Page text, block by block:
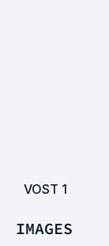
VOST 1
IMAGES